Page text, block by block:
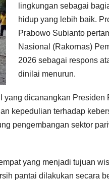
lingkungan sebagai
hidup yang lebih baik.
Prabowo Subianto
Nasional (Rakornas)
2026 sebagai respons
dinilai menurun.
yang dicanangkan
kepedulian terhadap
pengembangan sektor
yang menjadi tujuan
pantai dilakukan secara